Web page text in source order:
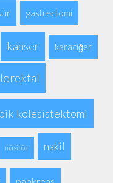
gastrectomi
kanser karaciğer
kolesistektomi
müsinöz nakil